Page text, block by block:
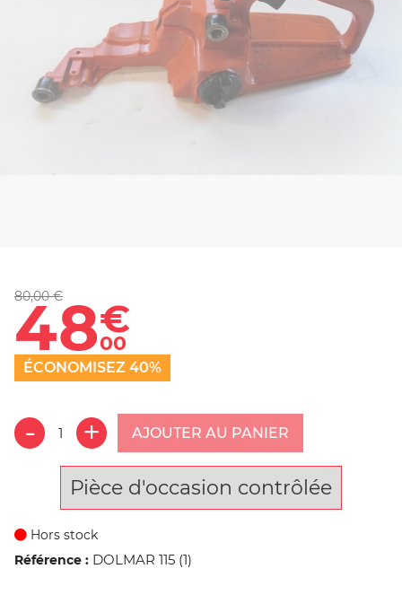
80,00 €
48€
00
ÉCONOMISEZ 40%
AJOUTER AU PANIER
Pièce d'occasion contrôlée
Hors stock
Référence : DOLMAR 115 (1)